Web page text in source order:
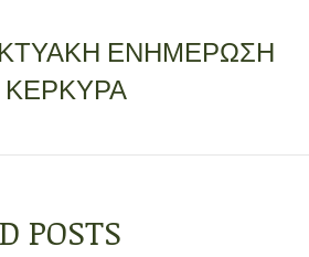
ΕΝΗΜΈΡΩΣΗ
POSTS